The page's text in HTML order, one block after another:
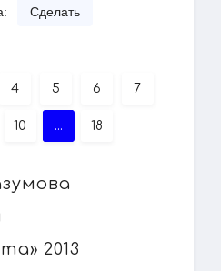
Сделать
4 5 6 7
10 ... 18
2013